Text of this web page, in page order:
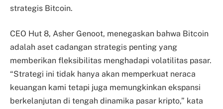
strategis Bitcoin.
CEO Hut 8, Asher Genoot, menegaskan bahwa Bitcoin
adalah aset cadangan strategis penting yang
memberikan fleksibilitas menghadapi volatilitas pasar.
“Strategi ini tidak hanya akan memperkuat neraca
keuangan kami tetapi juga memungkinkan ekspansi
berkelanjutan di tengah dinamika pasar kripto,” kata